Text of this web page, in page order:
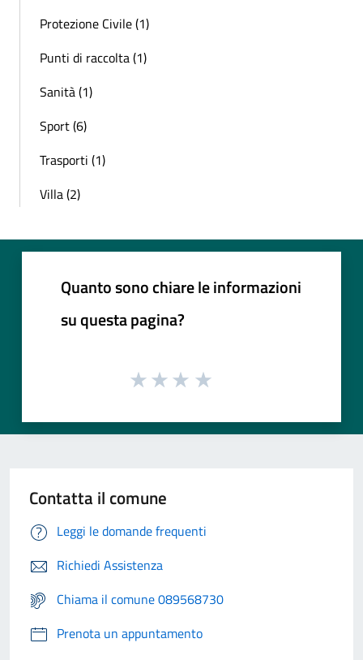
Protezione Civile (1)
Punti di raccolta (1)
Sanità (1)
Sport (6)
Trasporti (1)
Villa (2)
Quanto sono chiare le informazioni
su questa pagina?
Contatta il comune
Leggi le domande frequenti
Richiedi Assistenza
Chiama il comune 089568730
Prenota un appuntamento